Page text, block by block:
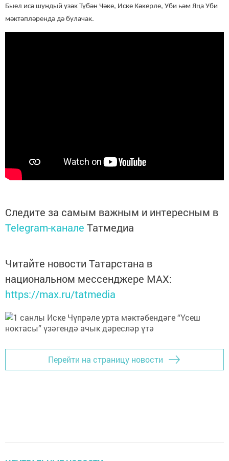
Быел исә шундый үзәк Түбән Чәке, Иске Кәкерле, Уби һәм Яңа Уби
мәктәпләрендә дә булачак.
Следите за самым важным и интересным в
Telegram-канале Татмедиа
Читайте новости Татарстана в
национальном мессенджере MАХ:
https://max.ru/tatmedia
Перейти на страницу новости